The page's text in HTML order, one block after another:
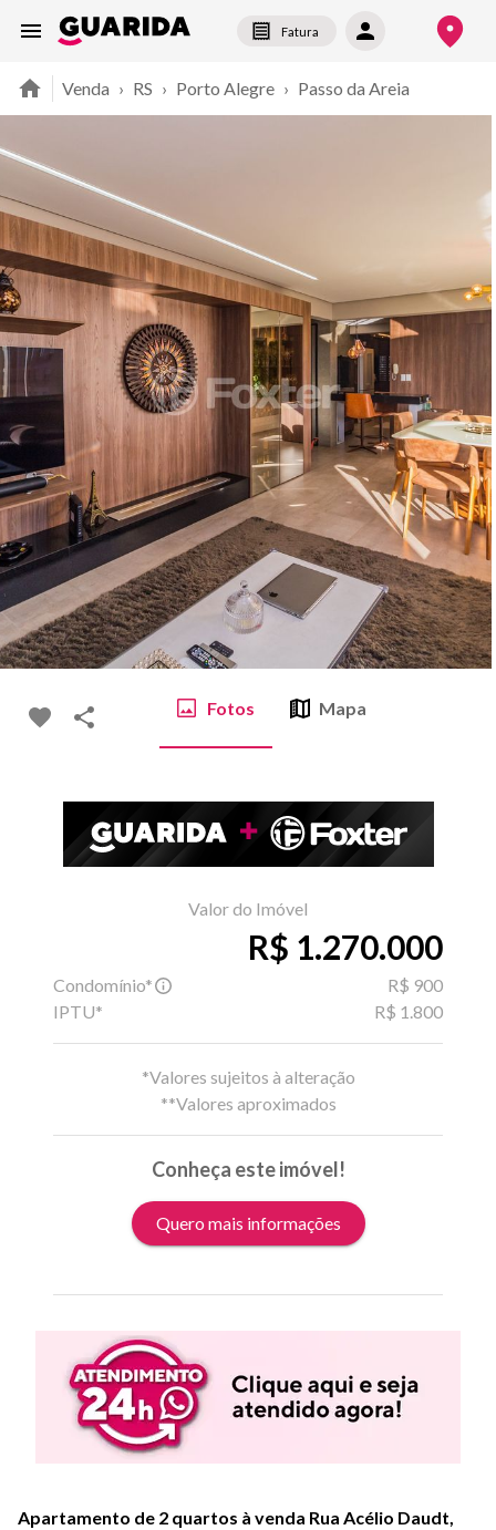
Fatura
Venda › RS › Porto Alegre › Passo da Areia
Fotos Mapa
Valor do Imóvel
R$ 1.270.000
Condomínio*
R$ 900
IPTU*
R$ 1.800
*Valores sujeitos à alteração
**Valores aproximados
Conheça este imóvel!
Quero mais informações
Apartamento de 2 quartos à venda Rua Acélio Daudt,